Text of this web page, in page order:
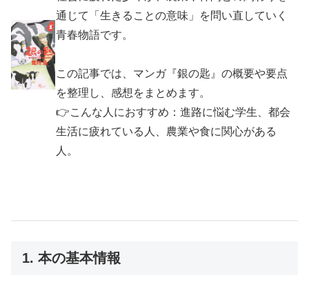
通じて「生きることの意味」を問い直していく
青春物語です。
この記事では、マンガ『銀の匙』の概要や要点
を整理し、感想をまとめます。
👉こんな人におすすめ：進路に悩む学生、都会
生活に疲れている人、農業や食に関心がある
人。
1. 本の基本情報